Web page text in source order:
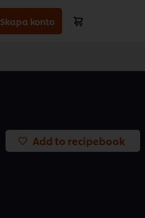
Skapa konto
Add to recipebook